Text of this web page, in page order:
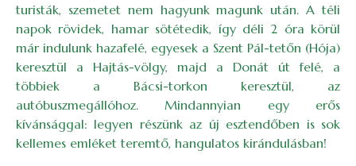
turisták, szemetet nem hagyunk magunk után. A téli
napok rövidek, hamar sötétedik, így déli 2 óra körül
már indulunk hazafelé, egyesek a Szent Pál-tetőn (Hója)
keresztül a Hajtás-völgy, majd a Donát út felé, a
többiek a Bácsi-torkon keresztül, az
autóbuszmegállóhoz. Mindannyian egy erős
kívánsággal: legyen részünk az új esztendőben is sok
kellemes emléket teremtő, hangulatos kirándulásban!